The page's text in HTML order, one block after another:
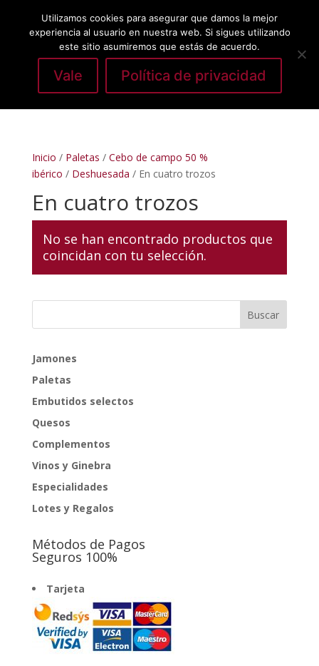
Seleccionar página
Inicio / Paletas / Cebo de campo 50 %
ibérico / Deshuesada / En cuatro trozos
En cuatro trozos
No se han encontrado productos que
coincidan con tu selección.
Jamones
Paletas
Embutidos selectos
Quesos
Complementos
Vinos y Ginebra
Especialidades
Lotes y Regalos
Métodos de Pagos
Seguros 100%
Tarjeta
Utilizamos cookies para asegurar que damos la mejor
experiencia al usuario en nuestra web. Si sigues utilizando
este sitio asumiremos que estás de acuerdo.
Vale Política de privacidad